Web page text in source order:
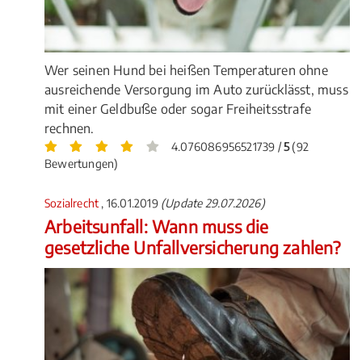
Wer seinen Hund bei heißen Temperaturen ohne
ausreichende Versorgung im Auto zurücklässt, muss
mit einer Geldbuße oder sogar Freiheitsstrafe
rechnen.
4.076086956521739 /5(92
Bewertungen)
Sozialrecht , 16.01.2019 (Update 29.07.2026)
Arbeitsunfall: Wann muss die
gesetzliche Unfallversicherung zahlen?